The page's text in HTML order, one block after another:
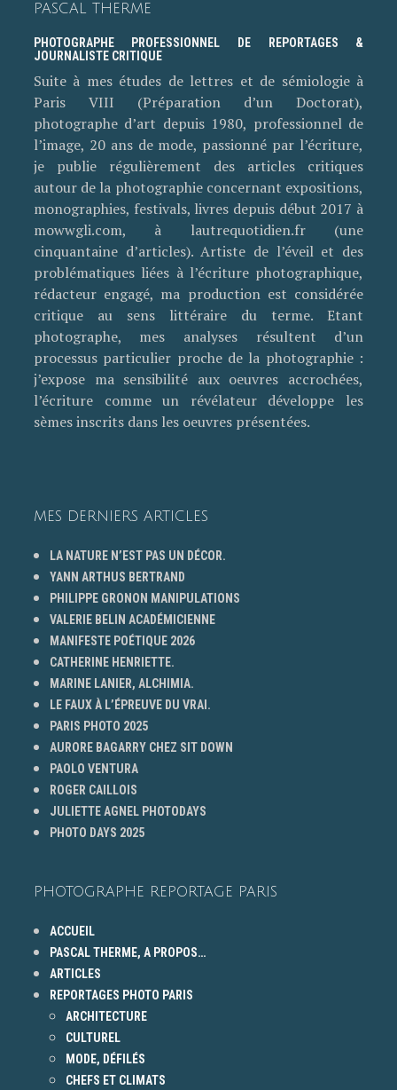
PASCAL THERME
PHOTOGRAPHE PROFESSIONNEL DE REPORTAGES &
JOURNALISTE CRITIQUE
Suite à mes études de lettres et de sémiologie à
Paris VIII (Préparation d’un Doctorat),
photographe d’art depuis 1980, professionnel de
l’image, 20 ans de mode, passionné par l’écriture,
je publie régulièrement des articles critiques
autour de la photographie concernant expositions,
monographies, festivals, livres depuis début 2017 à
mowwgli.com, à lautrequotidien.fr (une
cinquantaine d’articles). Artiste de l’éveil et des
problématiques liées à l’écriture photographique,
rédacteur engagé, ma production est considérée
critique au sens littéraire du terme. Etant
photographe, mes analyses résultent d’un
processus particulier proche de la photographie :
j’expose ma sensibilité aux oeuvres accrochées,
l’écriture comme un révélateur développe les
sèmes inscrits dans les oeuvres présentées.
MES DERNIERS ARTICLES
LA NATURE N’EST PAS UN DÉCOR.
YANN ARTHUS BERTRAND
PHILIPPE GRONON MANIPULATIONS
VALERIE BELIN ACADÉMICIENNE
MANIFESTE POÉTIQUE 2026
CATHERINE HENRIETTE.
MARINE LANIER, ALCHIMIA.
LE FAUX À L’ÉPREUVE DU VRAI.
PARIS PHOTO 2025
AURORE BAGARRY CHEZ SIT DOWN
PAOLO VENTURA
ROGER CAILLOIS
JULIETTE AGNEL PHOTODAYS
PHOTO DAYS 2025
PHOTOGRAPHE REPORTAGE PARIS
ACCUEIL
PASCAL THERME, A PROPOS…
ARTICLES
REPORTAGES PHOTO PARIS
ARCHITECTURE
CULTUREL
MODE, DÉFILÉS
CHEFS ET CLIMATS